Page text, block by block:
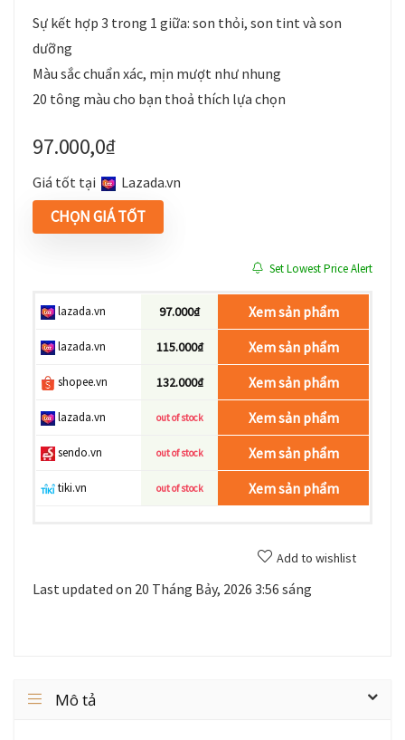
Sự kết hợp 3 trong 1 giữa: son thỏi, son tint và son
dưỡng
Màu sắc chuẩn xác, mịn mượt như nhung
20 tông màu cho bạn thoả thích lựa chọn
97.000,0₫
Giá tốt tại lazada.vn
CHỌN GIÁ TỐT
Set Lowest Price Alert
lazada.vn 97.000₫ Xem sản phẩm
lazada.vn 115.000₫ Xem sản phẩm
shopee.vn 132.000₫ Xem sản phẩm
lazada.vn out of stock Xem sản phẩm
sendo.vn out of stock Xem sản phẩm
tiki.vn out of stock Xem sản phẩm
Add to wishlist
Last updated on 20 Tháng Bảy, 2026 3:56 sáng
Mô tả